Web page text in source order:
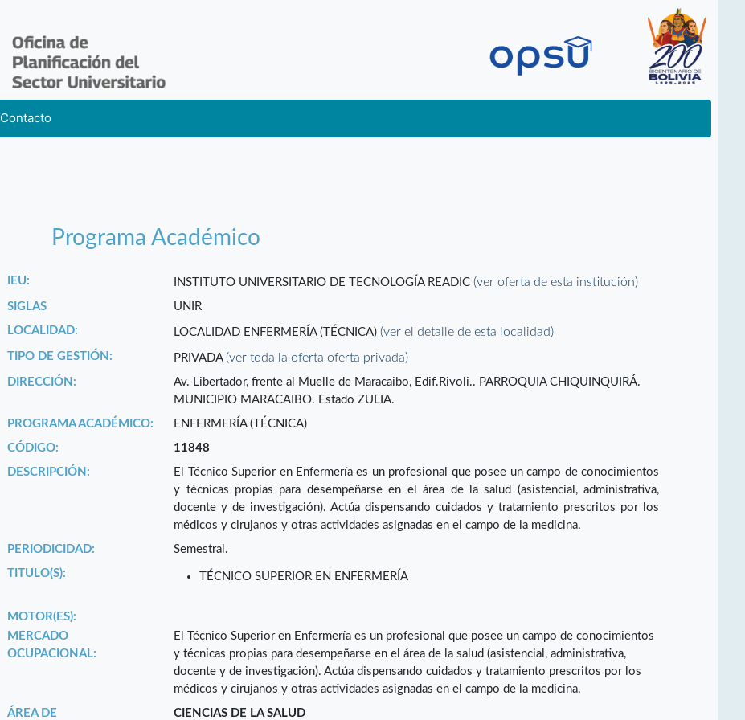
Contacto
Programa Académico
IEU: INSTITUTO UNIVERSITARIO DE TECNOLOGÍA READIC(ver oferta de esta institución)
SIGLAS
UNIR
LOCALIDAD:
LOCALIDAD ENFERMERÍA (TÉCNICA)(ver el detalle de esta localidad)
TIPO DE GESTIÓN: PRIVADA(ver toda la oferta oferta privada)
DIRECCIÓN:
Av. Libertador, frente al Muelle de Maracaibo, Edif.Rivoli.. PARROQUIA CHIQUINQUIRÁ.
MUNICIPIO MARACAIBO. Estado ZULIA.
PROGRAMA ACADÉMICO:
ENFERMERÍA (TÉCNICA)
CÓDIGO:
11848
DESCRIPCIÓN:
El Técnico Superior en Enfermería es un profesional que posee un campo de conocimientos
y técnicas propias para desempeñarse en el área de la salud (asistencial, administrativa,
docente y de investigación). Actúa dispensando cuidados y tratamiento prescritos por los
médicos y cirujanos y otras actividades asignadas en el campo de la medicina.
PERIODICIDAD:
Semestral.
TITULO(S):
TÉCNICO SUPERIOR EN ENFERMERÍA
MOTOR(ES):
MERCADO
OCUPACIONAL:
El Técnico Superior en Enfermería es un profesional que posee un campo de conocimientos
y técnicas propias para desempeñarse en el área de la salud (asistencial, administrativa,
docente y de investigación). Actúa dispensando cuidados y tratamiento prescritos por los
médicos y cirujanos y otras actividades asignadas en el campo de la medicina.
ÁREA DE
CIENCIAS DE LA SALUD